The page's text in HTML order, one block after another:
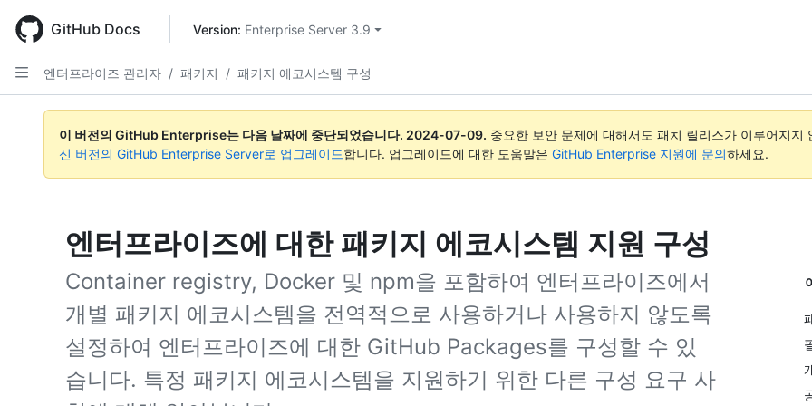
main
content
GitHub Docs Version: Enterprise Server 3.9
엔터프라이즈 관리자 / 패키지 / 패키지 에코시스템 구성
이 버전의 GitHub Enterprise는 다음 날짜에 중단되었습니다. 2024-07-09. 중요한 보안 문제에 대해서도 패치 릴리스가 이루어지
신 버전의 GitHub Enterprise Server로 업그레이드합니다. 업그레이드에 대한 도움말은 GitHub Enterprise 지원에 문의하세요.
엔터프라이즈에 대한 패키지 에코시스템 지원 구성
Container registry, Docker 및 npm을 포함하여 엔터프라이즈에서
개별 패키지 에코시스템을 전역적으로 사용하거나 사용하지 않도록
설정하여 엔터프라이즈에 대한 GitHub Packages를 구성할 수 있
습니다. 특정 패키지 에코시스템을 지원하기 위한 다른 구성 요구 사